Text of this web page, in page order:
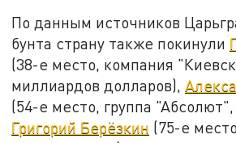
По данным источников
бунта страну также покинули
(38-е место, компания
миллиардов долларов),
(54-е место, группа
Григорий Берёзкин (75-е